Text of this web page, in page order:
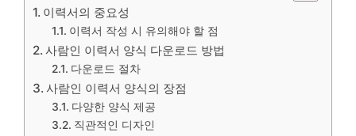
이력서의 중요성
이력서 작성 시 유의해야 할 점
사람인 이력서 양식 다운로드 방법
다운로드 절차
사람인 이력서 양식의 장점
다양한 양식 제공
직관적인 디자인